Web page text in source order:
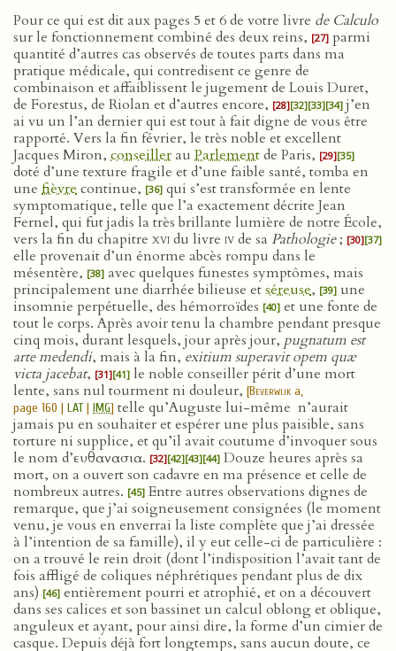
Pour ce qui est dit aux pages 5 et 6 de votre livre de Calculo
sur le fonctionnement combiné des deux reins, [27] parmi
quantité d’autres cas observés de toutes parts dans ma
pratique médicale, qui contredisent ce genre de
combinaison et affaiblissent le jugement de Louis Duret,
de Forestus, de Riolan et d’autres encore, [28][32][33][34] j’en
ai vu un l’an dernier qui est tout à fait digne de vous être
rapporté. Vers la fin février, le très noble et excellent
Jacques Miron, conseillerau Parlementde Paris, [29][35]
doté d’une texture fragile et d’une faible santé, tomba en
une fièvrecontinue, [36] qui s’est transformée en lente
symptomatique, telle que l’a exactement décrite Jean
Fernel, qui fut jadis la très brillante lumière de notre École,
vers la fin du chapitre xvidu livre ivde sa Pathologie; [30][37]
elle provenait d’un énorme abcès rompu dans le
mésentère, [38] avec quelques funestes symptômes, mais
principalement une diarrhée bilieuse etséreuse, [39] une
insomnie perpétuelle, des hémorroïdes [40] et une fonte de
tout le corps. Après avoir tenu la chambre pendant presque
cinq mois, durant lesquels, jour après jour, pugnatum est
arte medendi, mais à la fin, exitium superavit opem quæ
victa jacebat, [31][41] le noble conseiller périt d’une mort
lente, sans nul tourment ni douleur, [Beverwijk a,
page 160 | LAT| IMG] telle qu’Auguste lui-même n’aurait
jamais pu en souhaiter et espérer une plus paisible, sans
torture ni supplice, et qu’il avait coutume d’invoquer sous
le nom d’ευθανασια. [32][42][43][44] Douze heures après sa
mort, on a ouvert son cadavre en ma présence et celle de
nombreux autres. [45] Entre autres observations dignes de
remarque, que j’ai soigneusement consignées (le moment
venu, je vous en enverrai la liste complète que j’ai dressée
à l’intention de sa famille), il y eut celle-ci de particulière :
on a trouvé le rein droit (dont l’indisposition l’avait tant de
fois affligé de coliques néphrétiques pendant plus de dix
ans) [46] entièrement pourri et atrophié, et on a découvert
dans ses calices et son bassinet un calcul oblong et oblique,
anguleux et ayant, pour ainsi dire, la forme d’un cimier de
casque. Depuis déjà fort longtemps, sans aucun doute, ce